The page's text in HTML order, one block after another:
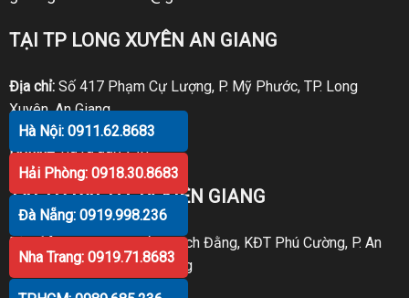
TẠI TP LONG XUYÊN AN GIANG
Địa chỉ:Số 417 Phạm Cự Lượng, P. Mỹ Phước, TP. Long
Xuyên, An Giang
Hotline: 0919.998.236
TẠI TP RẠCH GIÁ KIÊN GIANG
Địa chỉ:P30 Căn 07 Trần Bạch Đằng, KĐT Phú Cường, P. An
Hòa, TP. Rạch Giá, Kiên Giang
Hà Nội: 0911.62.8683
Hải Phòng: 0918.30.8683
Đà Nẵng: 0919.998.236
Nha Trang: 0919.71.8683